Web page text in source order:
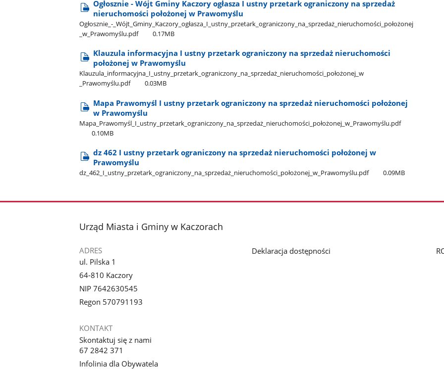
Ogłosznie - Wójt Gminy Kaczory ogłasza I ustny przetark ograniczony na sprzedaż
nieruchomości położonej w Prawomyślu
Ogłosznie​_-​_Wójt​_Gminy​_Kaczory​_ogłasza​_I​_ustny​_przetark​_ograniczony​_na​_sprzedaż​_nieruchomości​_położonej​
_w​_Prawomyślu.pdf
0.17MB
Klauzula informacyjna I ustny przetark ograniczony na sprzedaż nieruchomości
położonej w Prawomyślu
Klauzula​_informacyjna​_I​_ustny​_przetark​_ograniczony​_na​_sprzedaż​_nieruchomości​_położonej​_w​
_Prawomyślu.pdf
0.03MB
Mapa Prawomyśl I ustny przetark ograniczony na sprzedaż nieruchomości położonej
w Prawomyślu
Mapa​_Prawomyśl​_I​_ustny​_przetark​_ograniczony​_na​_sprzedaż​_nieruchomości​_położonej​_w​_Prawomyślu.pdf
0.10MB
dz 462 I ustny przetark ograniczony na sprzedaż nieruchomości położonej w
Prawomyślu
dz​_462​_I​_ustny​_przetark​_ograniczony​_na​_sprzedaż​_nieruchomości​_położonej​_w​_Prawomyślu.pdf 0.09MB
stopka
Urząd Miasta i Gminy w Kaczorach
ADRES
ul. Pilska 1
64-810 Kaczory
NIP 7642630545
Regon 570791193
KONTAKT
Skontaktuj się z nami
67 2842 371
Infolinia dla Obywatela
Deklaracja dostępności